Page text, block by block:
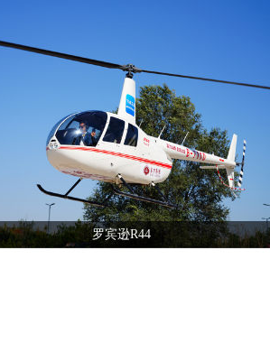
全国飞行热线
13210535852
罗宾逊R44